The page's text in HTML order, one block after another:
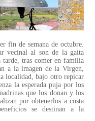
fin de semana de octubre.
vecinal al son de la gaita
tarde, tras comer en familia
a la imagen de la Virgen,
localidad, bajo otro repicar
la esperada puja por los
que los donan y los
por obtenerlos a costa
se destinan a la